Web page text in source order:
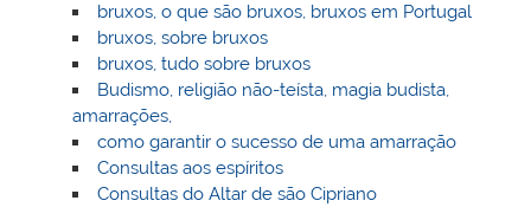
bruxos, o que são bruxos, bruxos em Portugal
bruxos, sobre bruxos
bruxos, tudo sobre bruxos
Budismo, religião não-teísta, magia budista,
amarrações,
como garantir o sucesso de uma amarração
Consultas aos espíritos
Consultas do Altar de são Cipriano